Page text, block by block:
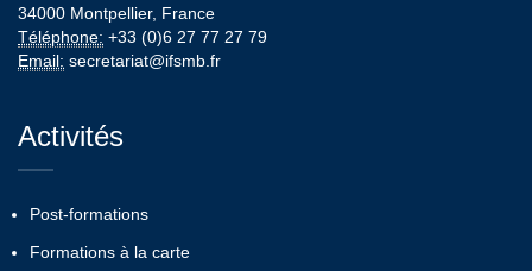
34000 Montpellier, France
Téléphone: +33 (0)6 27 77 27 79
Email: secretariat@ifsmb.fr
Activités
Post-formations
Formations à la carte